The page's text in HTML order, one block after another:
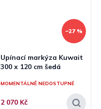
–27 %
Upínací markýza Kuwait
300 x 120 cm šedá
MOMENTÁLNĚ NEDOSTUPNÉ
2 070 Kč